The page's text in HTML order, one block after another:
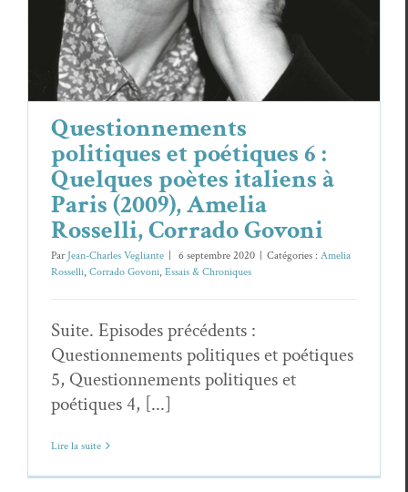
Questionnements
politiques et poétiques 6 :
Quelques poètes italiens à
Paris (2009), Amelia
Rosselli, Corrado Govoni
Par Jean-Charles Vegliante | 6 septembre 2020 | Catégories : Amelia
Rosselli, Corrado Govoni, Essais & Chroniques
Suite. Episodes précédents :
Questionnements politiques et poétiques
5, Questionnements politiques et
poétiques 4, [...]
Lire la suite